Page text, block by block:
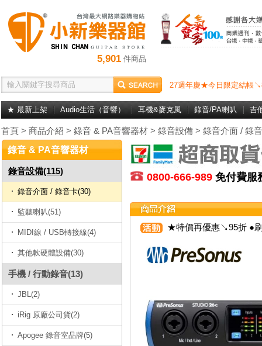
5,901 件商品
27週年慶★今日限定結帳
★ 最新上架 Audio生活（音響） 耳機&麥克風 錄音/PA喇叭 吉
首頁 > 商品介紹 > 錄音 & PA音響器材 > 錄音設備 > 錄音介面 / 錄
錄音 & PA音響器材
錄音設備(115)
錄音介面 / 錄音卡(30)
監聽喇叭(51)
MIDI線 / USB轉接線(4)
其他軟硬體設備(30)
手機 / 行動錄音(13)
JBL(2)
iRig 原廠公司貨(2)
Apogee 錄音室品牌(5)
0800-666-989 免付費
★特價再優惠↘95折 ●